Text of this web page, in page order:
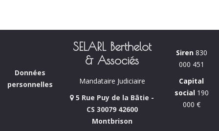
Données
personnelles
SELARL Berthelot
& Associés
Mandataire Judiciaire
5 Rue Puy de la Bâtie -
CS 30079 42600
Montbrison
Siren830
000 451
Capital
social190
000 €